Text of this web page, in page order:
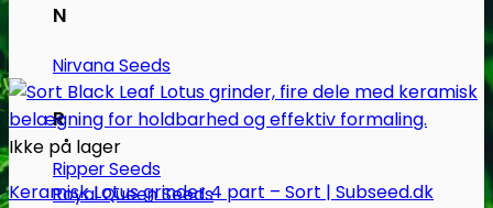
N
Nirvana Seeds
R
Ripper Seeds
Royal Queen Seeds
Ikke på lager
Keramisk Lotus grinder 4 part – Sort | Subseed.dk